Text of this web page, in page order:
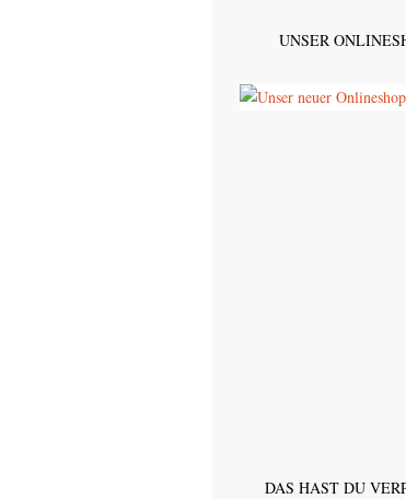
UNSER
DAS HAST DU